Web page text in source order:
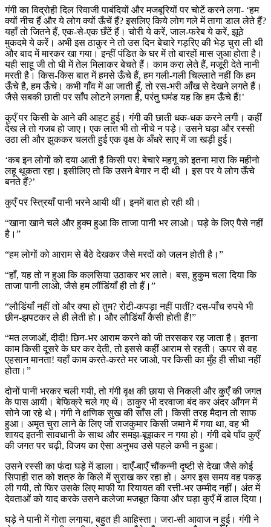
गंगी का विद्रोही दिल रिवाजी पाबंदियों और मजबूरियों पर चोटें करने लगा- ‘हम
क्यों नीच हैं और ये लोग क्यों ऊँचें हैं? इसलिए किये लोग गले में तागा डाल लेते हैं?
यहाँ तो जितने हैं, एक-से-एक छँटें हैं। चोरी ये करें, जाल-फरेब ये करें, झूठे
मुकदमे ये करें। अभी इस ठाकुर ने तो उस दिन बेचारे गड़रिए की भेड़ चुरा ली थी
और बाद में मारकर खा गया। इन्हीं पंडित के घर में तो बारहों मास जुआ होता है।
यही साहू जी तो घी में तेल मिलाकर बेचते हैं। काम करा लेते हैं, मजूरी देते नानी
मरती है। किस-किस बात में हमसे ऊँचे हैं, हम गली-गली चिल्लाते नहीं कि हम
ऊँचे है, हम ऊँचे। कभी गाँव में आ जाती हूँ, तो रस-भरी आँख से देखने लगते हैं।
जैसे सबकी छाती पर साँप लोटने लगता है, परंतु घमंड यह कि हम ऊँचे हैं!’
कुएँ पर किसी के आने की आहट हुई। गंगी की छाती धक-धक करने लगी। कहीं
देख ले तो गजब हो जाए। एक लात भी तो नीचे न पड़े। उसने घड़ा और रस्सी
उठा ली और झुककर चलती हुई एक वृक्ष के अँधरे साए में जा खड़ी हुई।
‘कब इन लोगों को दया आती है किसी पर! बेचारे महगू को इतना मारा कि महीनो
लहू थूकता रहा। इसीलिए तो कि उसने बेगार न दी थी । इस पर ये लोग ऊँचे
बनते हैं?’
कुएँ पर स्त्रियाँ पानी भरने आयी थीं। इनमें बात हो रही थी।
“खाना खाने चले और हुक्म हुआ कि ताजा पानी भर लाओ। घड़े के लिए पैसे नहीं
है।”
“हम लोगों को आराम से बैठे देखकर जैसे मरदों को जलन होती है।”
“हाँ, यह तो न हुआ कि कलसिया उठाकर भर लाते। बस, हुकुम चला दिया कि
ताजा पानी लाओ, जैसे हम लौंडिंयाँ ही तो हैं।”
“लौडिंयाँ नहीं तो और क्या हो तुम? रोटी-कपड़ा नहीं पातीं? दस-पाँच रुपये भी
छीन-झपटकर ले ही लेती हो। और लौडिंयाँ कैसी होती हैं!”
“मत लजाओं, दीदी! छिन-भर आराम करने को जी तरसकर रह जाता है। इतना
काम किसी दूसरे के घर कर देती, तो इससे कहीं आराम से रहती। ऊपर से वह
एहसान मानता! यहाँ काम करते-करते मर जाओ, पर किसी का मुँह ही सीधा नहीं
होता।”
दोनों पानी भरकर चली गयी, तो गंगी वृक्ष की छाया से निकली और कुएँ की जगत
के पास आयी। बेफिक्रे चले गए थें। ठाकुर भी दरवाजा बंद कर अंदर आँगन में
सोने जा रहे थे। गंगी ने क्षणिक सुख की साँस ली। किसी तरह मैदान तो साफ
हुआ। अमृत चुरा लाने के लिए जो राजकुमार किसी जमाने में गया था, वह भी
शायद इतनी सावधानी के साथ और समझ-बूझकर न गया हो। गंगी दबे पाँव कुएँ
की जगत पर चढ़ी, विजय का ऐसा अनुभव उसे पहले कभी न हुआ।
उसने रस्सी का फंदा घड़े में डाला। दाएँ-बाएँ चौंकन्नी दृष्टी से देखा जैसे कोई
सिपाही रात को शत्रु के किले में सुराख कर रहा हो। अगर इस समय वह पकड़
ली गयी, तो फिर उसके लिए माफी या रियायत की रत्ती-भर उम्मीद नहीं। अंत में
देवताओं को याद करके उसने कलेजा मजबूत किया और घड़ा कुएँ में डाल दिया।
घड़े ने पानी में गोता लगाया, बहुत ही आहिस्ता। जरा-सी आवाज न हुई। गंगी ने